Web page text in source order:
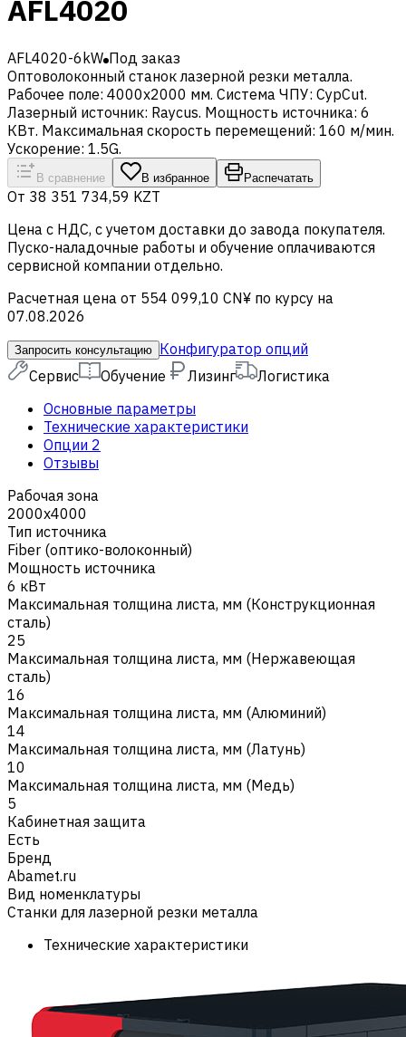
AFL4020
AFL4020-6kW Под заказ
Оптоволоконный станок лазерной резки металла.
Рабочее поле: 4000х2000 мм. Система ЧПУ: CypCut.
Лазерный источник: Raycus. Мощность источника: 6
КВт. Максимальная скорость перемещений: 160 м/мин.
Ускорение: 1.5G.
В сравнение В избранное Распечатать
От 38 351 734,59 KZT
Цена c НДС, с учетом доставки до завода покупателя.
Пуско-наладочные работы и обучение оплачиваются
сервисной компании отдельно.
Расчетная цена от 554 099,10 CN¥ по курсу на
07.08.2026
Запросить консультацию Конфигуратор опций
Сервис
Обучение Лизинг
Логистика
Основные параметры
Технические характеристики
Опции 2
Отзывы
Рабочая зона
2000х4000
Тип источника
Fiber (оптико-волоконный)
Мощность источника
6 кВт
Максимальная толщина листа, мм (Конструкционная
cталь)
25
Максимальная толщина листа, мм (Нержавеющая
сталь)
16
Максимальная толщина листа, мм (Алюминий)
14
Максимальная толщина листа, мм (Латунь)
10
Максимальная толщина листа, мм (Медь)
5
Кабинетная защита
Есть
Бренд
Abamet.ru
Вид номенклатуры
Станки для лазерной резки металла
Технические характеристики